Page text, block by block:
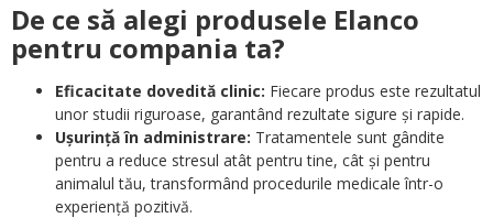
De ce să alegi produsele Elanco
pentru compania ta?
Eficacitate dovedită clinic: Fiecare produs este rezultatul
unor studii riguroase, garantând rezultate sigure și rapide.
Ușurință în administrare: Tratamentele sunt gândite
pentru a reduce stresul atât pentru tine, cât și pentru
animalul tău, transformând procedurile medicale într-o
experiență pozitivă.